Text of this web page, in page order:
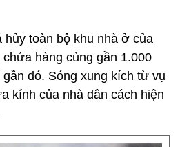
hủy toàn bộ khu nhà ở của
hàng cùng gần 1.000
đó. Sóng xung kích từ vụ
kính của nhà dân cách hiện